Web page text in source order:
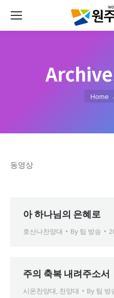
Home
동영상
아 하나님의 은혜로
호산나찬양대 By 팀 방송
주의 축복 내려주소서
시온찬양대, 찬양대 By 팀 방